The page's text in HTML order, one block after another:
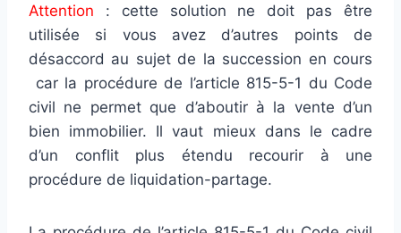
Attention : cette solution ne doit pas être
utilisée si vous avez d’autres points de
désaccord au sujet de la succession en cours
car la procédure de l’article 815-5-1 du Code
civil ne permet que d’aboutir à la vente d’un
bien immobilier. Il vaut mieux dans le cadre
d’un conflit plus étendu recourir à une
procédure de liquidation-partage.